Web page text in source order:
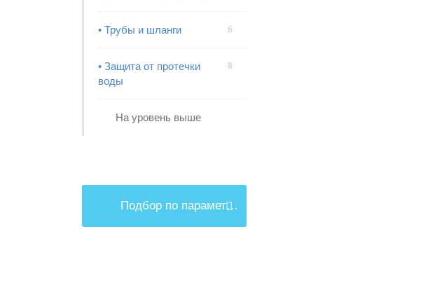
• Трубы и шланги 6
• Защита от протечки
воды
8
На уровень выше
Подбор по параметрам